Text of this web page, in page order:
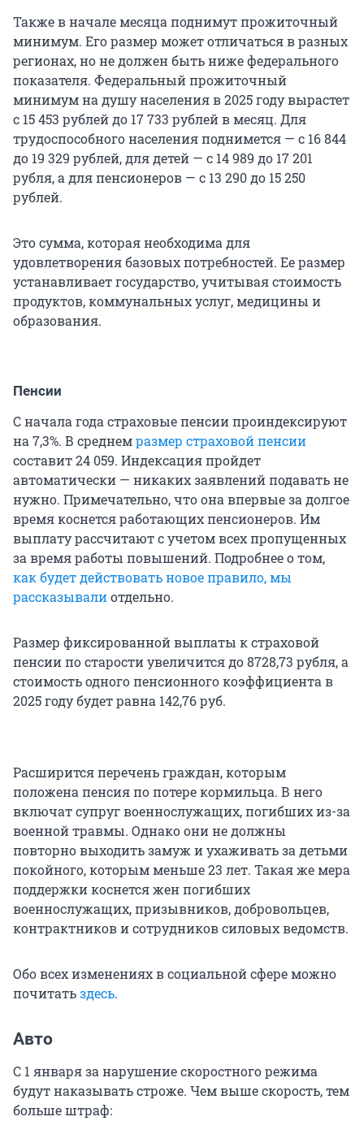
Также в начале месяца поднимут прожиточный
минимум. Его размер может отличаться в разных
регионах, но не должен быть ниже федерального
показателя. Федеральный прожиточный
минимум на душу населения в 2025 году вырастет
с 15 453 рублей до 17 733 рублей в месяц. Для
трудоспособного населения поднимется — с 16 844
до 19 329 рублей, для детей — с 14 989 до 17 201
рубля, а для пенсионеров — с 13 290 до 15 250
рублей.
Это сумма, которая необходима для
удовлетворения базовых потребностей. Ее размер
устанавливает государство, учитывая стоимость
продуктов, коммунальных услуг, медицины и
образования.
Пенсии
С начала года страховые пенсии проиндексируют
на 7,3%. В среднемразмер страховой пенсии
составит 24 059. Индексация пройдет
автоматически — никаких заявлений подавать не
нужно. Примечательно, что она впервые за долгое
время коснется работающих пенсионеров. Им
выплату рассчитают с учетом всех пропущенных
за время работы повышений. Подробнее о том,
как будет действовать новое правило, мы
рассказывалиотдельно.
Размер фиксированной выплаты к страховой
пенсии по старости увеличится до 8728,73 рубля, а
стоимость одного пенсионного коэффициента в
2025 году будет равна 142,76 руб.
Расширится перечень граждан, которым
положена пенсия по потере кормильца. В него
включат супруг военнослужащих, погибших из-за
военной травмы. Однако они не должны
повторно выходить замуж и ухаживать за детьми
покойного, которым меньше 23 лет. Такая же мера
поддержки коснется жен погибших
военнослужащих, призывников, добровольцев,
контрактников и сотрудников силовых ведомств.
Обо всех изменениях в социальной сфере можно
почитатьздесь.
Авто
С 1 января за нарушение скоростного режима
будут наказывать строже. Чем выше скорость, тем
больше штраф: